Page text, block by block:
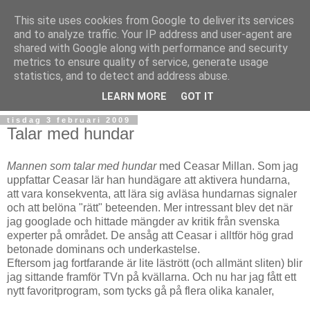
tisdag 3 februari 2009
Talar med hundar
Mannen som talar med hundarmed Ceasar Millan. Som jag
uppfattar Ceasar lär han hundägare att aktivera hundarna,
att vara konsekventa, att lära sig avläsa hundarnas signaler
och att belöna "rätt" beteenden. Mer intressant blev det när
jag googlade och hittade mängder av kritik från svenska
experter på området. De ansåg att Ceasar i alltför hög grad
betonade dominans och underkastelse.
Eftersom jag fortfarande är lite lästrött (och allmänt sliten) blir
jag sittande framför TVn på kvällarna. Och nu har jag fått ett
nytt favoritprogram, som tycks gå på flera olika kanaler,
This site uses cookies from Google to deliver its services
and to analyze traffic. Your IP address and user-agent are
shared with Google along with performance and security
metrics to ensure quality of service, generate usage
statistics, and to detect and address abuse.
LEARN MORE GOT IT